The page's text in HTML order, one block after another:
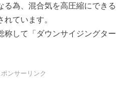
る為、混合気を高圧縮にできる
ています。
称して「ダウンサイジングター
ポンサーリンク